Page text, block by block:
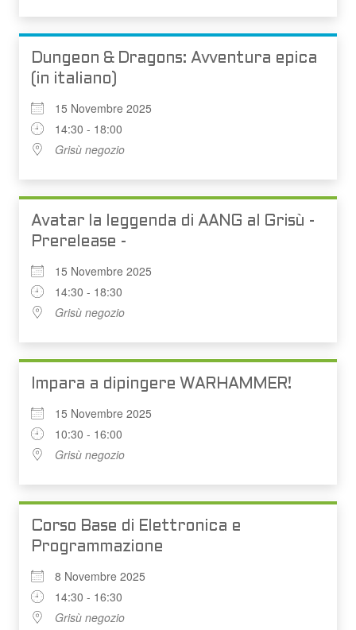
Dungeon & Dragons: Avventura epica
(in italiano)
15 Novembre 2025
14:30 - 18:00
Grisù negozio
Avatar la leggenda di AANG al Grisù -
Prerelease -
15 Novembre 2025
14:30 - 18:30
Grisù negozio
Impara a dipingere WARHAMMER!
15 Novembre 2025
10:30 - 16:00
Grisù negozio
Corso Base di Elettronica e
Programmazione
8 Novembre 2025
14:30 - 16:30
Grisù negozio